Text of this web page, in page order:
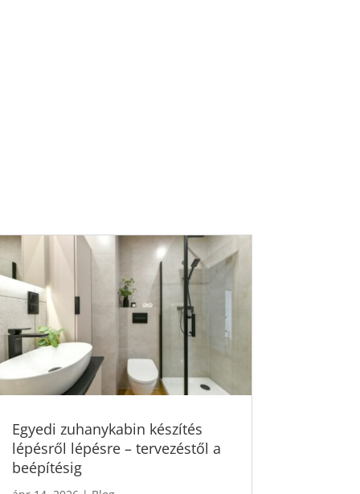
Egyedi zuhanykabin készítés
lépésről lépésre – tervezéstől a
beépítésig